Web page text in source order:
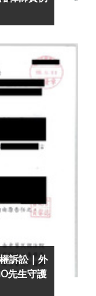
訴訟｜外
先生守護